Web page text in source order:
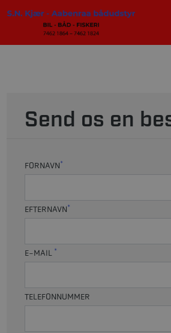
Send os en
FORNAVN*
EFTERNAVN*
E-MAIL *
TELEFONNUMMER